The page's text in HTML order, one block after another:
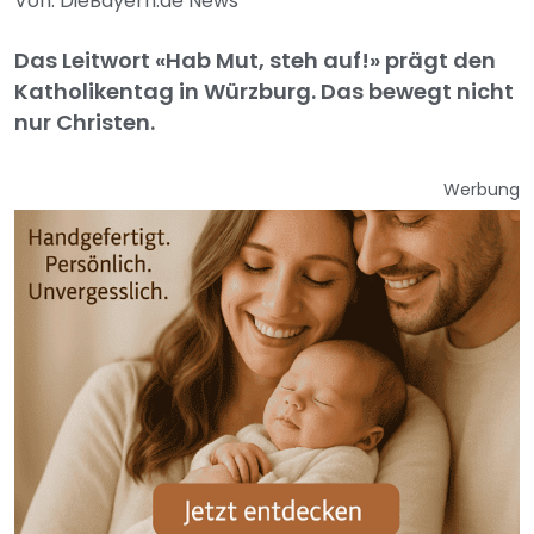
Das Leitwort «Hab Mut, steh auf!» prägt den
Katholikentag in Würzburg. Das bewegt nicht
nur Christen.
Werbung